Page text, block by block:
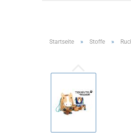
Startseite » Stoffe »